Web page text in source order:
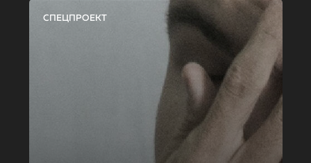
СПЕЦПРОЕКТ